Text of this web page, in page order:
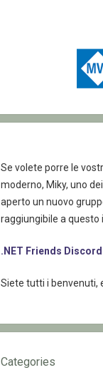
Se volete porre le
moderno, Miky, uno
aperto un nuovo
raggiungibile a questo
.NET Friends Discord
Siete tutti i benvenuti,
Categories